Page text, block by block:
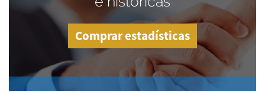
Comprar estadísticas